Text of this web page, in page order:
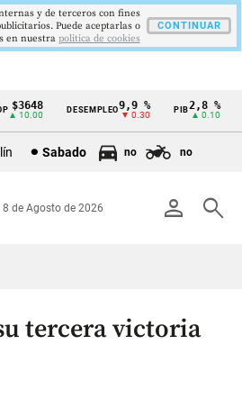
$3648
10.00
DESEMPLEO 9,9 %
▼ 0.30
PIB2,8 %
▲ 0.10
Sabado no no
person search
, 8 de Agosto de 2026
tercera victoria
y de terceros con fines
Puede aceptarlas o
en nuestra politica de cookies
CONTINUAR